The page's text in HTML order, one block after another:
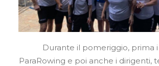
Durante il pomeriggio, prima i
ParaRowing e poi anche i dirigenti,